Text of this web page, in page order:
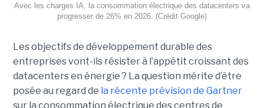
Avec les charges IA, la consommation électrique des datacenters va
progresser de 26% en 2026. (Crédit Google)
Les objectifs de développement durable des
entreprises vont-ils résister à l’appétit croissant des
datacenters en énergie ? La question mérite d’être
posée au regard de la récente prévision de Gartner
sur la consommation électrique des centres de